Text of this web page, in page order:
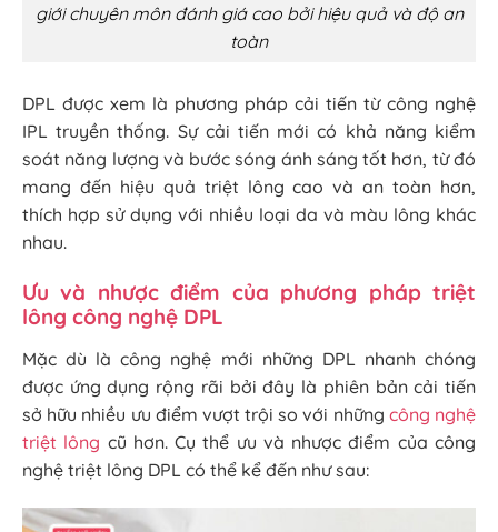
giới chuyên môn đánh giá cao bởi hiệu quả và độ an
toàn
DPL được xem là phương pháp cải tiến từ công nghệ
IPL truyền thống. Sự cải tiến mới có khả năng kiểm
soát năng lượng và bước sóng ánh sáng tốt hơn, từ đó
mang đến hiệu quả triệt lông cao và an toàn hơn,
thích hợp sử dụng với nhiều loại da và màu lông khác
nhau.
Ưu và nhược điểm của phương pháp triệt
lông công nghệ DPL
Mặc dù là công nghệ mới những DPL nhanh chóng
được ứng dụng rộng rãi bởi đây là phiên bản cải tiến
sở hữu nhiều ưu điểm vượt trội so với những công nghệ
triệt lông cũ hơn. Cụ thể ưu và nhược điểm của công
nghệ triệt lông DPL có thể kể đến như sau: